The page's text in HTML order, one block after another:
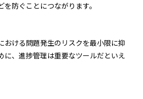
防ぐことにつながります。
おける問題発生のリスクを最小限に抑
に、進捗管理は重要なツールだといえ